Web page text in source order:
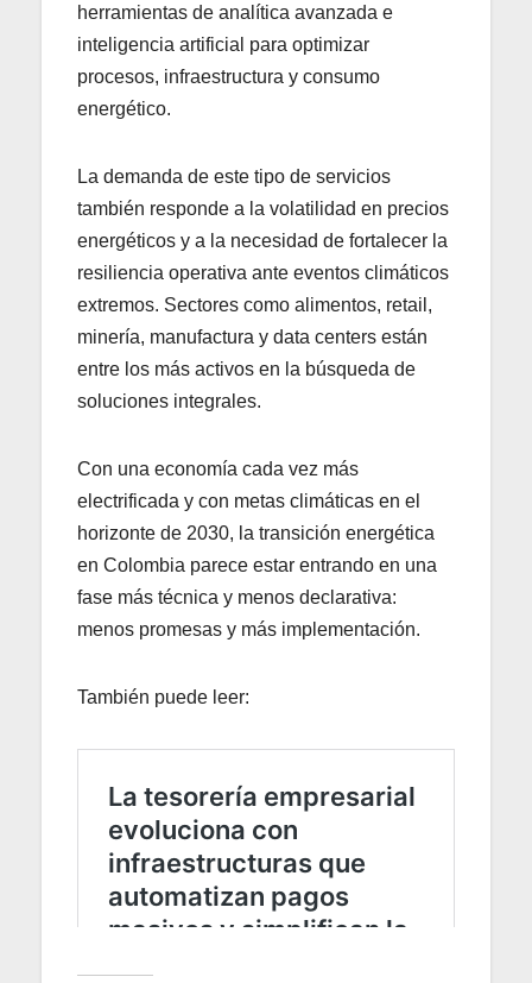
herramientas de analítica avanzada e
inteligencia artificial para optimizar
procesos, infraestructura y consumo
energético.
La demanda de este tipo de servicios
también responde a la volatilidad en precios
energéticos y a la necesidad de fortalecer la
resiliencia operativa ante eventos climáticos
extremos. Sectores como alimentos, retail,
minería, manufactura y data centers están
entre los más activos en la búsqueda de
soluciones integrales.
Con una economía cada vez más
electrificada y con metas climáticas en el
horizonte de 2030, la transición energética
en Colombia parece estar entrando en una
fase más técnica y menos declarativa:
menos promesas y más implementación.
También puede leer: